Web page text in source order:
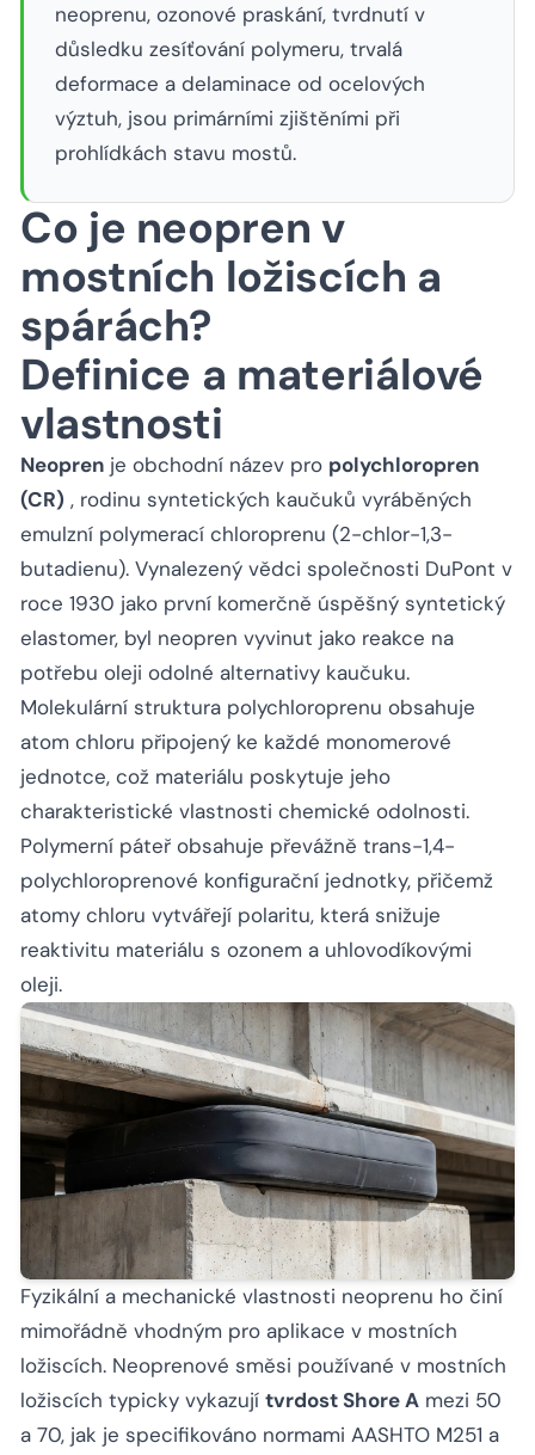
neoprenu, ozonové praskání, tvrdnutí v
důsledku zesíťování polymeru, trvalá
deformace a delaminace od ocelových
výztuh, jsou primárními zjištěními při
prohlídkách stavu mostů.
Co je neopren v
mostních ložiscích a
spárách?
Definice a materiálové
vlastnosti
Neopren je obchodní název pro polychloropren
(CR) , rodinu syntetických kaučuků vyráběných
emulzní polymerací chloroprenu (2-chlor-1,3-
butadienu). Vynalezený vědci společnosti DuPont v
roce 1930 jako první komerčně úspěšný syntetický
elastomer, byl neopren vyvinut jako reakce na
potřebu oleji odolné alternativy kaučuku.
Molekulární struktura polychloroprenu obsahuje
atom chloru připojený ke každé monomerové
jednotce, což materiálu poskytuje jeho
charakteristické vlastnosti chemické odolnosti.
Polymerní páteř obsahuje převážně trans-1,4-
polychloroprenové konfigurační jednotky, přičemž
atomy chloru vytvářejí polaritu, která snižuje
reaktivitu materiálu s ozonem a uhlovodíkovými
oleji.
Fyzikální a mechanické vlastnosti neoprenu ho činí
mimořádně vhodným pro aplikace v mostních
ložiscích. Neoprenové směsi používané v mostních
ložiscích typicky vykazují tvrdost Shore A mezi 50
a 70, jak je specifikováno normami AASHTO M251 a